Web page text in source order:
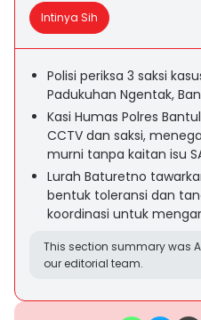
Intinya Sih
Polisi periksa 3 saksi
Padukuhan Ngentak,
Kasi Humas Polres
CCTV dan saksi,
murni tanpa kaitan isu
Lurah Baturetno
bentuk toleransi dan
koordinasi untuk
This section summary was
our editorial team.